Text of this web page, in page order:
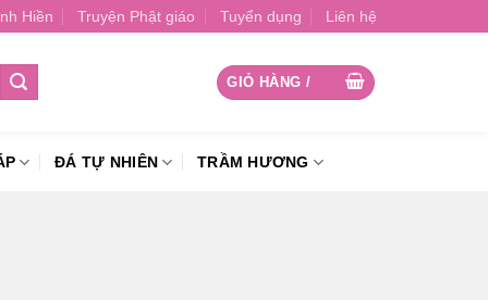
Hiền Truyện Phật giáo Tuyển dụng Liên hệ
GIỎ HÀNG /
ĐÁ TỰ NHIÊN TRẦM HƯƠNG